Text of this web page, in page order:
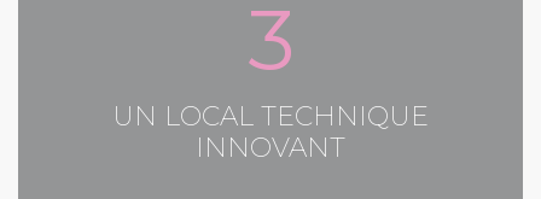
3
UN LOCAL TECHNIQUE
INNOVANT